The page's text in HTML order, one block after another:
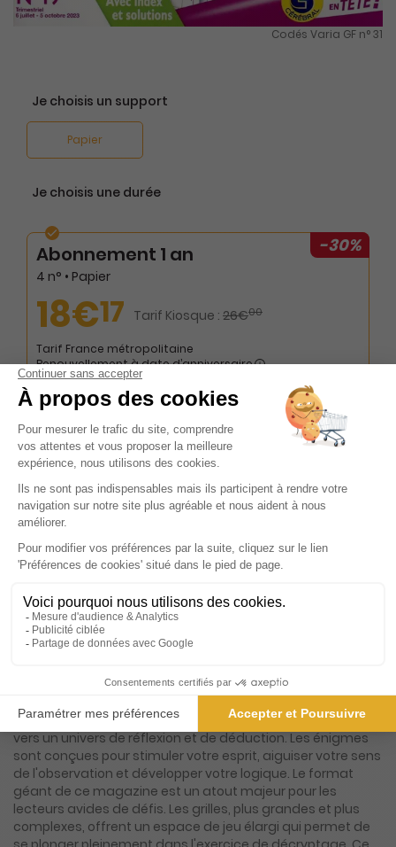
Codés Varia GF n° 31
Je choisis un support
Papier
Je choisis une durée
-30%
Abonnement 1 an
4 n° • Papier
18€17 Tarif Kiosque : 26€00
Tarif France métropolitaine
Renouvellement à date d’anniversaire
Présentation du magazine Codés Varia GF
Codés Varia grand format est une véritable invitation à
l'aventure intellectuelle pour tous les passionnés de jeux de
logique et de réflexion. Ce magazine, qui s'impose comme
une référence incontournable dans le domaine des mots
codés, propose une expérience unique et immersive grâce
captivant qui mettra à l'épreuve votre perspicacité et
votre capacité à déchiffrer des énigmes complexes. Dans
Codés Varia grand format, chaque grille est bien plus
qu'un simple jeu de lettres. Elle est accompagnée d'une
à aller au-delà de la simple résolution de mots croisés. Les
dans ces pages où chaque grille est une porte ouverte
vers un univers de réflexion et de déduction. Les énigmes
sont conçues pour stimuler votre esprit, aiguiser votre sens
de l'observation et développer votre logique. Le format
géant de ce magazine est un atout majeur pour les
lecteurs avides de défis. Les grilles, plus grandes et plus
complexes, offrent un espace de jeu élargi qui permet de